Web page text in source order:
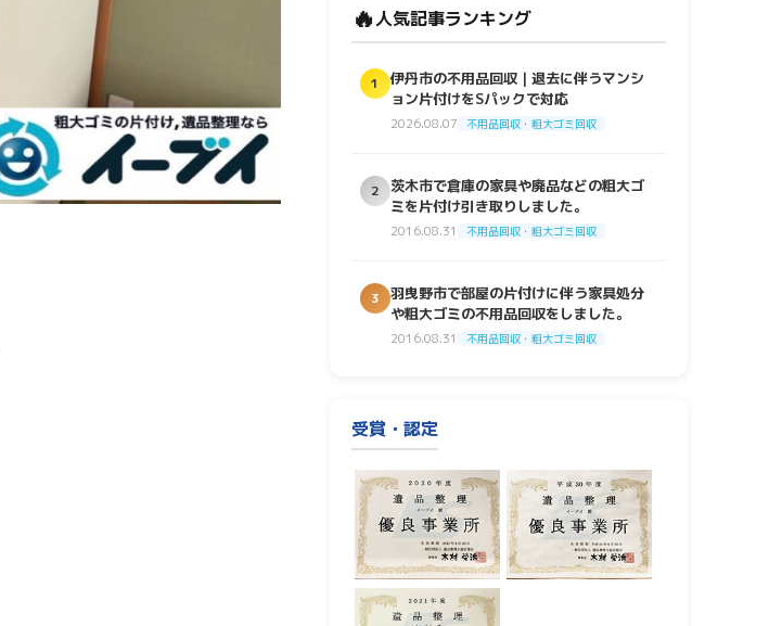
🔥人気記事ランキング
1
伊丹市の不用品回収｜退去に伴うマンシ
ョン片付けをSパックで対応
2026.08.07 不用品回収・粗大ゴミ回収
2
茨木市で倉庫の家具や廃品などの粗大ゴ
ミを片付け引き取りしました。
2016.08.31 不用品回収・粗大ゴミ回収
3
羽曳野市で部屋の片付けに伴う家具処分
や粗大ゴミの不用品回収をしました。
2016.08.31 不用品回収・粗大ゴミ回収
受賞・認定